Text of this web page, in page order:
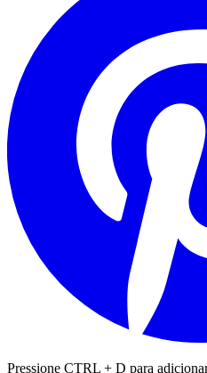
Pressione CTRL + D para